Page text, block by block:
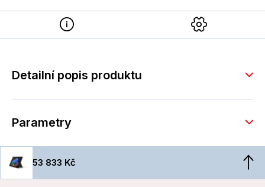
Detailní popis produktu
Parametry
53 833 Kč